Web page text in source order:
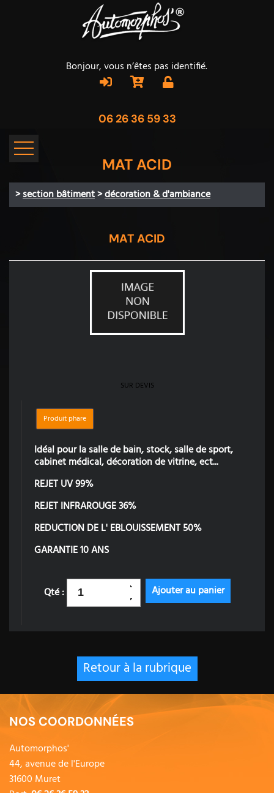
Bonjour, vous n’êtes pas identifié.
06 26 36 59 33
MAT ACID
>section bâtiment>décoration & d'ambiance
MAT ACID
SUR DEVIS
Produit phare
Idéal pour la salle de bain, stock, salle de sport,
cabinet médical, décoration de vitrine, ect...
REJET UV 99%
REJET INFRAROUGE 36%
REDUCTION DE L' EBLOUISSEMENT 50%
GARANTIE 10 ANS
Qté :
Retour à la rubrique
NOS COORDONNÉES
Automorphos'
44, avenue de l'Europe
31600 Muret